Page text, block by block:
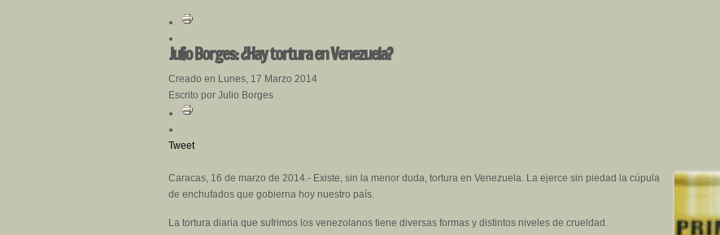
Julio Borges: ¿Hay tortura en Venezuela?
Creado en Lunes, 17 Marzo 2014
Escrito por Julio Borges
Tweet
Caracas, 16 de marzo de 2014.- Existe, sin la menor duda, tortura en Venezuela. La ejerce sin piedad la cúpula
de enchufados que gobierna hoy nuestro país.
La tortura diaria que sufrimos los venezolanos tiene diversas formas y distintos niveles de crueldad.